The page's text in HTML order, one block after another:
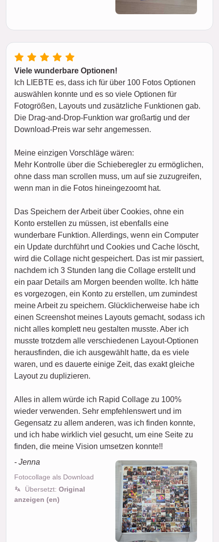
Viele wunderbare Optionen!
Ich LIEBTE es, dass ich für über 100 Fotos Optionen
auswählen konnte und es so viele Optionen für
Fotogrößen, Layouts und zusätzliche Funktionen gab.
Die Drag-and-Drop-Funktion war großartig und der
Download-Preis war sehr angemessen.
Meine einzigen Vorschläge wären:
Mehr Kontrolle über die Schieberegler zu ermöglichen,
ohne dass man scrollen muss, um auf sie zuzugreifen,
wenn man in die Fotos hineingezoomt hat.
Das Speichern der Arbeit über Cookies, ohne ein
Konto erstellen zu müssen, ist ebenfalls eine
wunderbare Funktion. Allerdings, wenn ein Computer
ein Update durchführt und Cookies und Cache löscht,
wird die Collage nicht gespeichert. Das ist mir passiert,
nachdem ich 3 Stunden lang die Collage erstellt und
ein paar Details am Morgen beenden wollte. Ich hätte
es vorgezogen, ein Konto zu erstellen, um zumindest
meine Arbeit zu speichern. Glücklicherweise habe ich
einen Screenshot meines Layouts gemacht, sodass ich
nicht alles komplett neu gestalten musste. Aber ich
musste trotzdem alle verschiedenen Layout-Optionen
herausfinden, die ich ausgewählt hatte, da es viele
waren, und es dauerte einige Zeit, das exakt gleiche
Layout zu duplizieren.
Alles in allem würde ich Rapid Collage zu 100%
wieder verwenden. Sehr empfehlenswert und im
Gegensatz zu allem anderen, was ich finden konnte,
und ich habe wirklich viel gesucht, um eine Seite zu
finden, die meine Vision umsetzen konnte!!
- Jenna
Fotocollage als Download
Übersetzt: Original
anzeigen (en)